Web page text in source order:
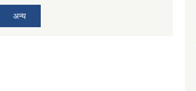
अन्य